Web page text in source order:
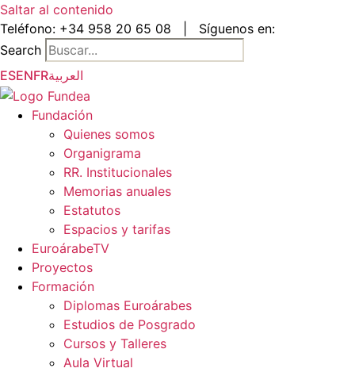
Saltar al contenido
Teléfono: +34 958 20 65 08
Síguenos en:
Search
ESENFRالعربية
Fundación
Quienes somos
Organigrama
RR. Institucionales
Memorias anuales
Estatutos
Espacios y tarifas
EuroárabeTV
Proyectos
Formación
Diplomas Euroárabes
Estudios de Posgrado
Cursos y Talleres
Aula Virtual